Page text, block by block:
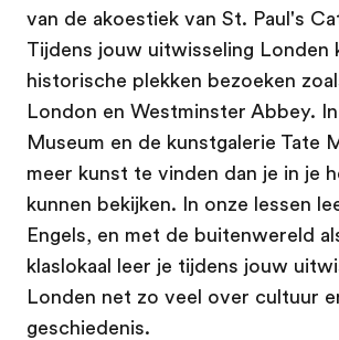
van de akoestiek van St. Paul's
Tijdens jouw uitwisseling Londen
historische plekken bezoeken
London en Westminster Abbey.
Museum en de kunstgalerie Tate
meer kunst te vinden dan je in je
kunnen bekijken. In onze lessen
Engels, en met de buitenwereld
klaslokaal leer je tijdens jouw
Londen net zo veel over cultuur
geschiedenis.